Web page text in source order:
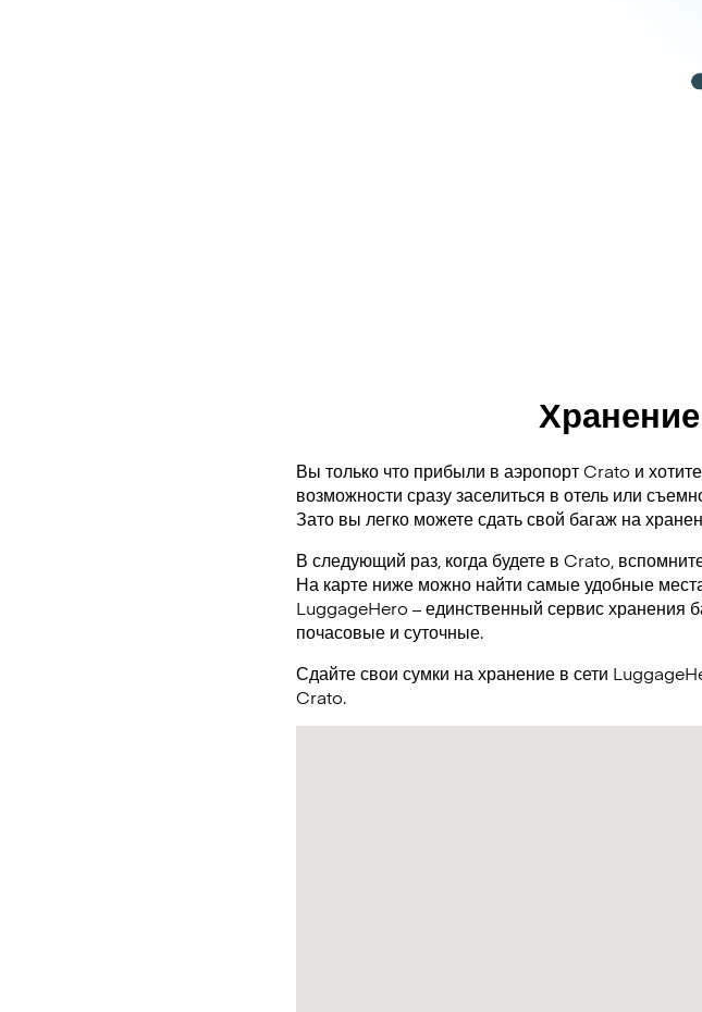
Вы только что прибыли в аэропорт Crato и
возможности сразу заселиться в отель или
Зато вы легко можете сдать свой багаж на
В следующий раз, когда будете в Crato,
На карте ниже можно найти самые удобные
LuggageHero – единственный сервис хранения
почасовые и суточные.
Сдайте свои сумки на хранение в сети
Crato.